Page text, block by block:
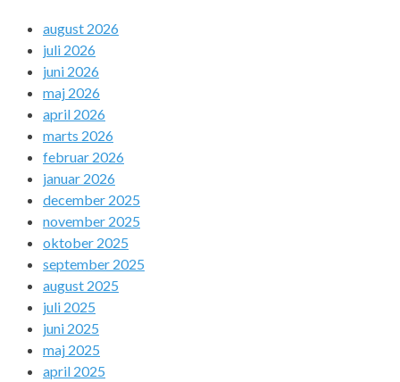
august 2026
juli 2026
juni 2026
maj 2026
april 2026
marts 2026
februar 2026
januar 2026
december 2025
november 2025
oktober 2025
september 2025
august 2025
juli 2025
juni 2025
maj 2025
april 2025